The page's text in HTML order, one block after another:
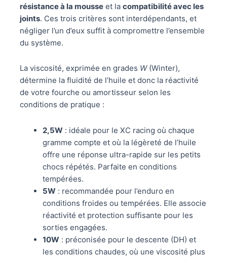
résistance à la mousse et lacompatibilité avec les
joints. Ces trois critères sont interdépendants, et
négliger l’un d’eux suffit à compromettre l’ensemble
du système.
La viscosité, exprimée en grades W(Winter),
détermine la fluidité de l’huile et donc la réactivité
de votre fourche ou amortisseur selon les
conditions de pratique :
2,5W : idéale pour le XC racing où chaque
gramme compte et où la légèreté de l’huile
offre une réponse ultra-rapide sur les petits
chocs répétés. Parfaite en conditions
tempérées.
5W : recommandée pour l’enduro en
conditions froides ou tempérées. Elle associe
réactivité et protection suffisante pour les
sorties engagées.
10W : préconisée pour le descente (DH) et
les conditions chaudes, où une viscosité plus